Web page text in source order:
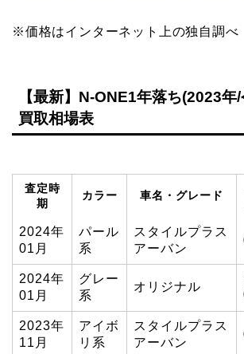
※価格はインターネット上の独自調べ
【最新】N-ONE1年落ち(2023年
買取相場表
査定時
期
カラー 車名・グレード
2024年
01月
パール
系
スタイルプラス
アーバン
2024年
01月
グレー
系
オリジナル
2023年
11月
アイボ
リ系
スタイルプラス
アーバン